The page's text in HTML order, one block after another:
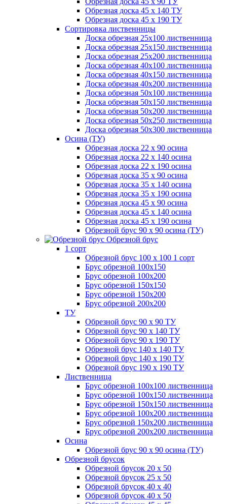
Обрезная доска 45 х 140 ТУ
Обрезная доска 45 х 190 ТУ
Сортировка лиственницы
Доска обрезная 25х100 лиственница
Доска обрезная 25х150 лиственница
Доска обрезная 25х200 лиственница
Доска обрезная 40х100 лиственница
Доска обрезная 40х150 лиственница
Доска обрезная 40х200 лиственница
Доска обрезная 50х100 лиственница
Доска обрезная 50х150 лиственница
Доска обрезная 50х200 лиственница
Доска обрезная 50х250 лиственница
Доска обрезная 50х300 лиственница
Осина (ТУ)
Обрезная доска 22 х 90 осина
Обрезная доска 22 х 140 осина
Обрезная доска 22 х 190 осина
Обрезная доска 35 х 90 осина
Обрезная доска 35 х 140 осина
Обрезная доска 35 х 190 осина
Обрезная доска 45 х 90 осина
Обрезная доска 45 х 140 осина
Обрезная доска 45 х 190 осина
Обрезной брус 90 х 90 осина (ТУ)
Обрезной брус
1 сорт
Обрезной брус 100 х 100 1 сорт
Брус обрезной 100х150
Брус обрезной 100х200
Брус обрезной 150х150
Брус обрезной 150х200
Брус обрезной 200х200
ТУ
Обрезной брус 90 х 90 ТУ
Обрезной брус 90 х 140 ТУ
Обрезной брус 90 х 190 ТУ
Обрезной брус 140 х 140 ТУ
Обрезной брус 140 х 190 ТУ
Обрезной брус 190 х 190 ТУ
Лиственница
Брус обрезной 100х100 лиственница
Брус обрезной 100х150 лиственница
Брус обрезной 150х150 лиственница
Брус обрезной 100х200 лиственница
Брус обрезной 150х200 лиственница
Брус обрезной 200х200 лиственница
Осина
Обрезной брус 90 х 90 осина (ТУ)
Обрезной брусок
Обрезной брусок 20 х 50
Обрезной брусок 25 х 50
Обрезной брусок 40 х 40
Обрезной брусок 40 х 50